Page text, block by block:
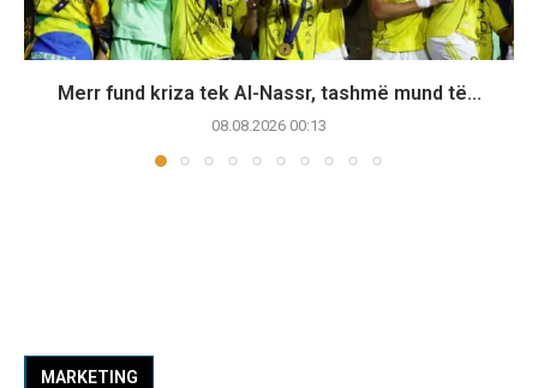
Merr fund kriza tek Al-Nassr, tashmë mund të...
08.08.2026 00:13
MARKETING